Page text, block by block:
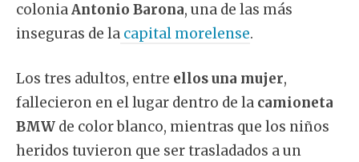
coloniaAntonio Barona, una de las más
inseguras de la capital morelense.
Los tres adultos, entre ellos una mujer,
fallecieron en el lugar dentro de la camioneta
BMW de color blanco, mientras que los niños
heridos tuvieron que ser trasladados a un